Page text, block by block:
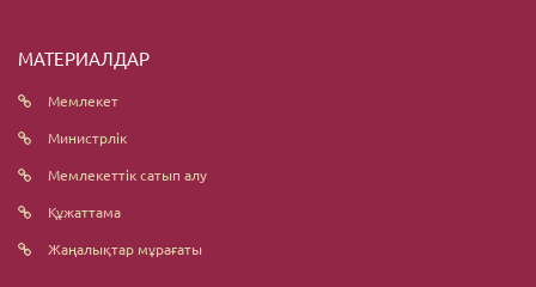
МАТЕРИАЛДАР
Мемлекет
Министрлік
Мемлекеттік сатып алу
Құжаттама
Жаңалықтар мұрағаты